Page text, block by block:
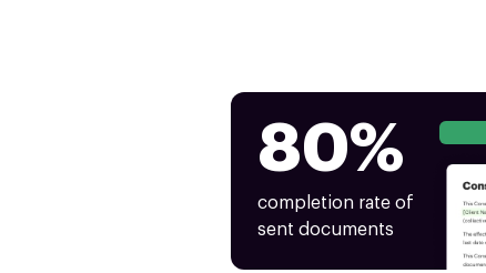
80%
completion rate of
sent documents